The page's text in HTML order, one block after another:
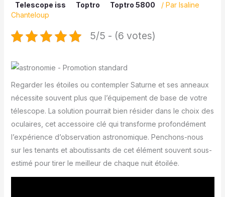
Telescope iss
Toptro Toptro 5800 / Par Isaline
Chanteloup
5/5 - (6 votes)
Regarder les étoiles ou contempler Saturne et ses anneaux
nécessite souvent plus que l’équipement de base de votre
télescope. La solution pourrait bien résider dans le choix des
oculaires, cet accessoire clé qui transforme profondément
l’expérience d’observation astronomique. Penchons-nous
sur les tenants et aboutissants de cet élément souvent sous-
estimé pour tirer le meilleur de chaque nuit étoilée.